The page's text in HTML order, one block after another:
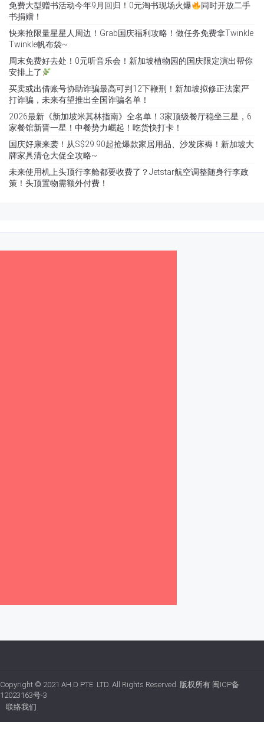
免费大型赠书活动今年9月回归！0元淘书现场火爆
同时开放二手
书捐赠！
快来抢限量星星人周边！Grab国庆福利攻略！做任务免费拿Twinkle
Twinkle帆布袋~
周末免费好去处！0元听音乐会！新加坡植物园的国庆限定演出帮你
安排上了
买卖或出借账号协助诈骗最高可判12下鞭刑！新加坡拟修正法案严
打诈骗，未来有望推出全国诈骗名单！
2026最新《新加坡米其林指南》全名单！3家顶级餐厅稳坐三星，6
家餐馆新晋一星！中餐势力崛起！吃货快打卡！
国庆好康来袭！从S$29.90起抢爆款家居用品、沙发床褥！新加坡大
牌家具清仓大促全攻略~
未来使用机上头顶行李舱都要收费了？Jetstar航空调整随身行李政
策！头顶置物需额外付费！
Copyright © 2021 AH.D PTE. LTD. All Rights Reserved. 版权所有 闽ICP备
12023163号-3
联络我们